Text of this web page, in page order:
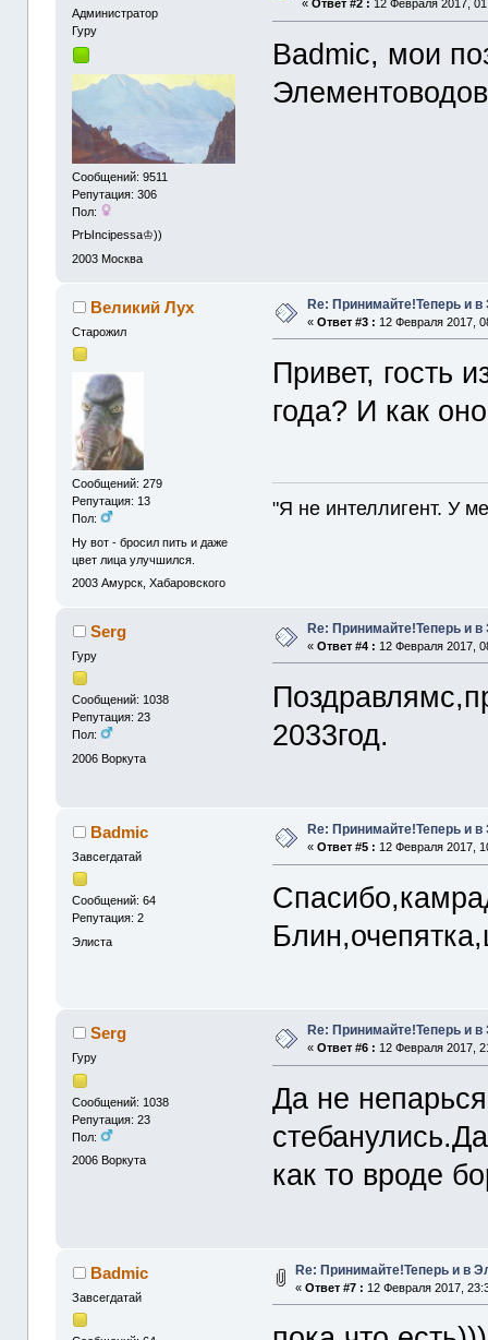
Администрaтор
Гуру
Сообщений: 9511
Репутация: 306
Пол:
PrЫncipessa♔))
2003 Москва
«Ответ #2 : 12 Февраля 2017,
Badmic, мои
Великий Лух
Старожил
Сообщений: 279
Репутация: 13
Пол:
Ну вот - бросил пить и даже
цвет лица улучшился.
2003 Амурск, Хабаровского
Re: Принимайте!Теперь и в
«Ответ #3 : 12 Февраля 2017,
Привет, гость
года? И как
"Я не интеллигент. У
Serg
Гуру
Сообщений: 1038
Репутация: 23
Пол:
2006 Воркута
Re: Принимайте!Теперь и в
«Ответ #4 : 12 Февраля 2017,
2033год.
Badmic
Завсегдатай
Сообщений: 64
Репутация: 2
Элиста
Re: Принимайте!Теперь и в
«Ответ #5 : 12 Февраля 2017,
Serg
Гуру
Сообщений: 1038
Репутация: 23
Пол:
2006 Воркута
Re: Принимайте!Теперь и в
«Ответ #6 : 12 Февраля 2017,
Да не
как то вроде
Badmic
Завсегдатай
Re: Принимайте!Теперь и в
«Ответ #7 : 12 Февраля 2017,